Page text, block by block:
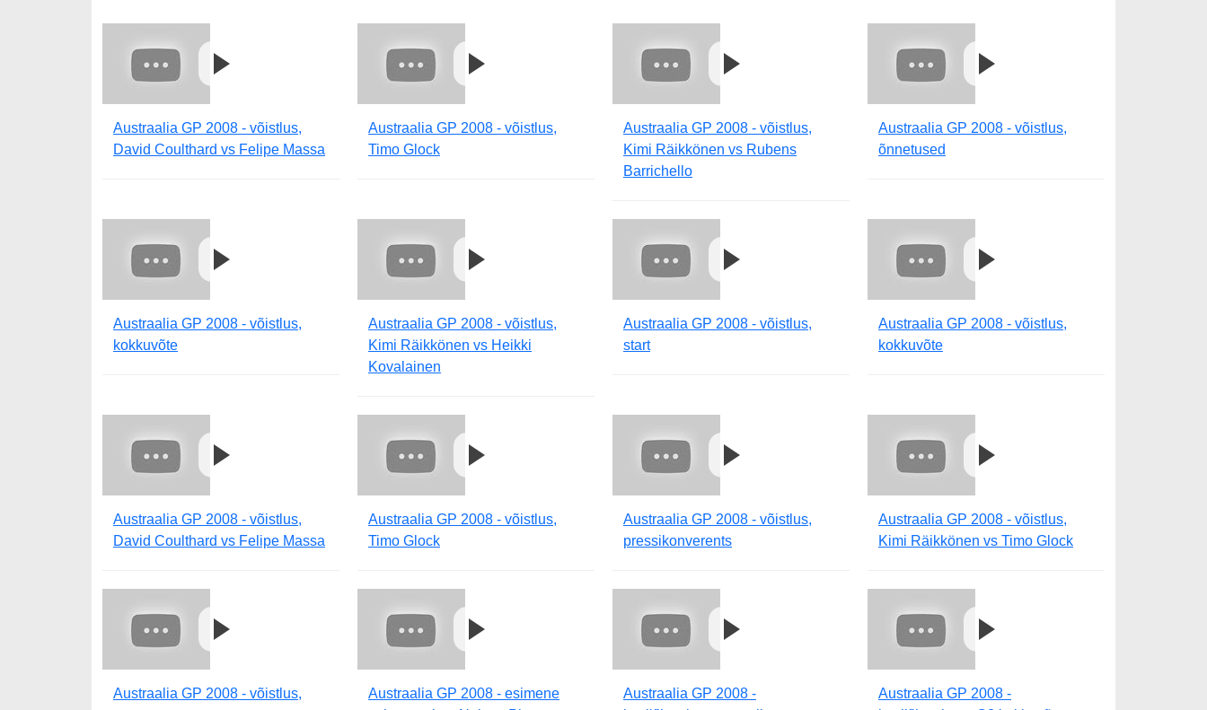
Austraalia GP 2008 - võistlus,
David Coulthard vs Felipe Massa
Austraalia GP 2008 - võistlus,
Timo Glock
Austraalia GP 2008 - võistlus,
Kimi Räikkönen vs Rubens
Barrichello
Austraalia GP 2008 - võistlus,
õnnetused
Austraalia GP 2008 - võistlus,
kokkuvõte
Austraalia GP 2008 - võistlus,
Kimi Räikkönen vs Heikki
Kovalainen
Austraalia GP 2008 - võistlus,
start
Austraalia GP 2008 - võistlus,
kokkuvõte
Austraalia GP 2008 - võistlus,
David Coulthard vs Felipe Massa
Austraalia GP 2008 - võistlus,
Timo Glock
Austraalia GP 2008 - võistlus,
pressikonverents
Austraalia GP 2008 - võistlus,
Kimi Räikkönen vs Timo Glock
Austraalia GP 2008 - võistlus,
Austraalia GP 2008 - esimene
Austraalia GP 2008 -
Austraalia GP 2008 -